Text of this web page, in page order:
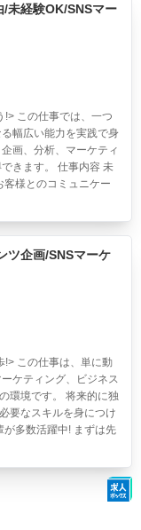
未経験OK/SNSマー
!> この仕事では、一つ
幅広い能力を実践で身
画、分析、マーケティ
きます。 仕事内容 未
様とのコミュニケー
ツ企画/SNSマーケ
!> この仕事は、単に動
ケティング、ビジネス
環境です。 将来的に独
要なスキルを身につけ
が多数活躍中! まずは先